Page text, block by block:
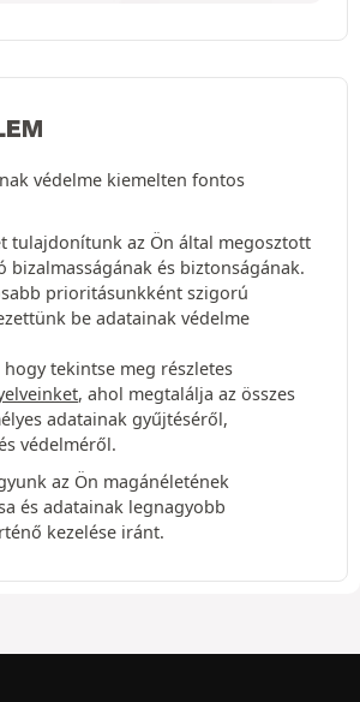
védelme kiemelten fontos
tulajdonítunk az Ön által megosztott
bizalmasságának és biztonságának.
prioritásunkként szigorú
be adatainak védelme
tekintse meg részletes
, ahol megtalálja az összes
adatainak gyűjtéséről,
védelméről.
az Ön magánéletének
és adatainak legnagyobb
kezelése iránt.